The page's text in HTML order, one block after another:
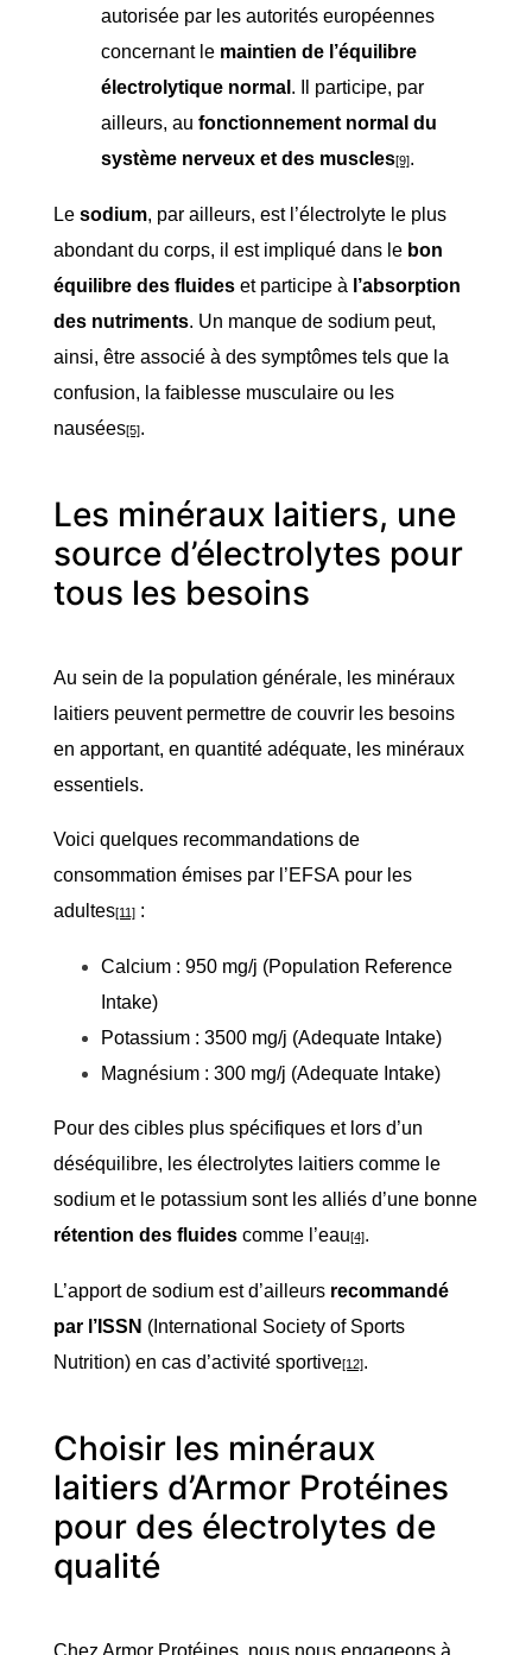
autorisée par les autorités européennes
concernant le maintien de l’équilibre
électrolytique normal . Il participe, par
ailleurs, au fonctionnement normal du
système nerveux et des muscles[9].
Le sodium, par ailleurs, est l’électrolyte le plus
abondant du corps, il est impliqué dans le bon
équilibre des fluides et participe à l’absorption
des nutriments. Un manque de sodium peut,
ainsi, être associé à des symptômes tels que la
confusion, la faiblesse musculaire ou les
nausées[5].
Les minéraux laitiers, une
source d’électrolytes pour
tous les besoins
Au sein de la population générale, les minéraux
laitiers peuvent permettre de couvrir les besoins
en apportant, en quantité adéquate, les minéraux
essentiels.
Voici quelques recommandations de
consommation émises par l’EFSA pour les
adultes[11] :
Calcium : 950 mg/j (Population Reference
Intake)
Potassium : 3500 mg/j (Adequate Intake)
Magnésium : 300 mg/j (Adequate Intake)
Pour des cibles plus spécifiques et lors d’un
déséquilibre, les électrolytes laitiers comme le
sodium et le potassium sont les alliés d’une bonne
rétention des fluides comme l’eau[4].
L’apport de sodium est d’ailleurs recommandé
par l’ISSN (International Society of Sports
Nutrition) en cas d’activité sportive[12].
Choisir les minéraux
laitiers d’Armor Protéines
pour des électrolytes de
qualité